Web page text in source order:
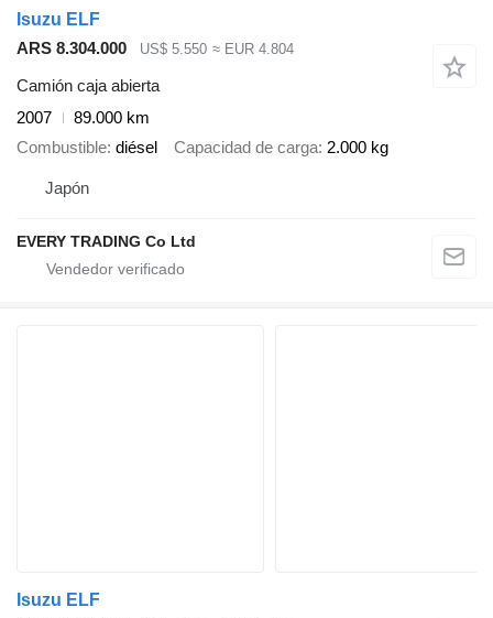
Isuzu ELF
ARS 8.304.000
US$ 5.550 ≈ EUR 4.804
Camión caja abierta
2007
89.000 km
Combustible diésel Capacidad de carga 2.000 kg
Japón
EVERY TRADING Co Ltd
Isuzu ELF